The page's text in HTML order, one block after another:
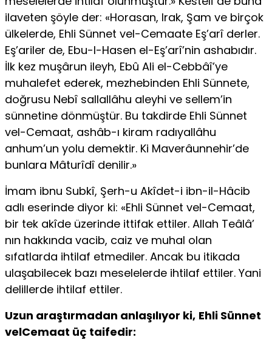
ilaveten şöyle der: «Horasan, Irak, Şam ve birçok
ülkelerde, Ehli Sünnet vel-Cemaate Eş’arî derler.
Eş’ariler de, Ebu-l-Hasen el-Eş’arî’nin ashabıdır.
İlk kez muşârun ileyh, Ebû Ali el-Cebbâî’ye
muhalefet ederek, mezhebinden Ehli Sünne­te,
doğrusu Nebî sallallâhu aleyhi ve sellem’in
sünnetine dönmüştür. Bu takdirde Ehli Sünnet
vel-Cemaat, ashâb-ı kiram radıyallâhu
anhum’un yolu demektir. Ki Maverâunnehir’de
bunlara Mâturîdî denilir.»
İmam ibnu Subkî, Şerh-u Akîdet-i ibn-il-Hâcib
adlı eserinde diyor ki: «Ehli Sünnet vel-Cemaat,
bir tek akîde üzerinde ittifak ettiler. Allah Teâlâ’
nın hakkında vacib, caiz ve muhal olan
sıfatlarda ihtilaf etmediler. Ancak bu itikada
ulaşabilecek bazı meselelerde ihtilaf ettiler. Yani
delillerde ihtilaf ettiler.
Uzun araştırmadan anlaşılıyor ki, Ehli Sünnet
velCemaat üç taifedir: